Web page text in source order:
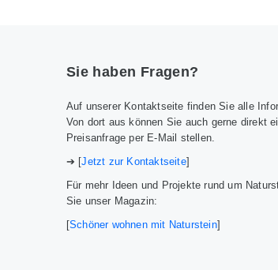
Sie haben Fragen?
Auf unserer Kontaktseite finden Sie alle
Von dort aus können Sie auch gerne direkt
Preisanfrage per E-Mail stellen.
➔ [Jetzt zur Kontaktseite]
Für mehr Ideen und Projekte rund um
Sie unser Magazin:
[Schöner wohnen mit Naturstein]